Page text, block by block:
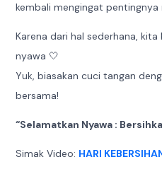
kembali mengingat pentingnya
Karena dari hal sederhana,
nyawa 🤍
Yuk, biasakan cuci tangan
bersama!
“Selamatkan Nyawa :
Simak Video: HARI